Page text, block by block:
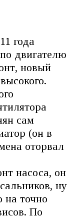
года
двигателю
новый
сам
(он в
оторвал
насоса, он
ну
на точно
По